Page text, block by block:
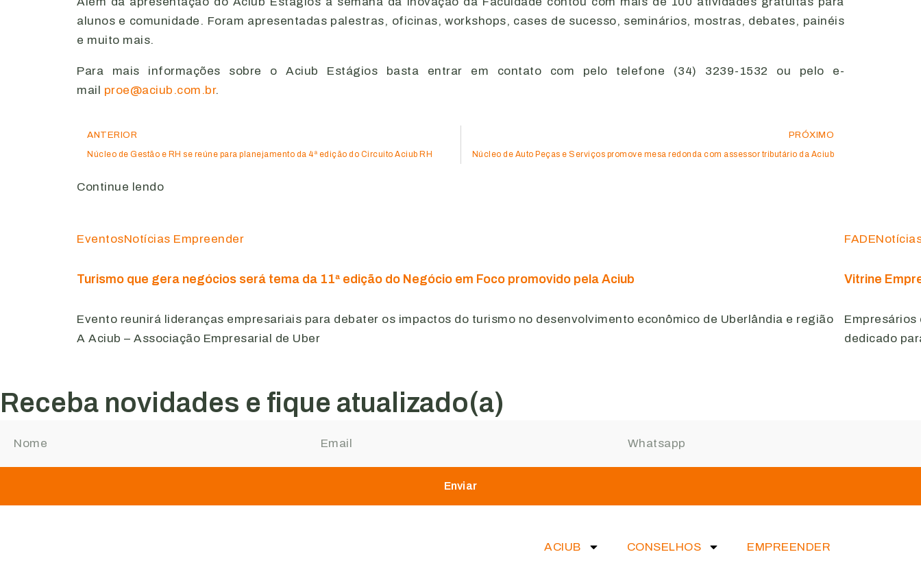
alunos e comunidade. Foram apresentadas palestras, oficinas, workshops, cases de sucesso, seminários, mostras, debates, painéis
e muito mais.
Para mais informações sobre o Aciub Estágios basta entrar em contato com pelo telefone (34) 3239-1532 ou pelo e-
mail proe@aciub.com.br.
ANTERIOR
Núcleo de Gestão e RH se reúne para planejamento da 4ª edição do Circuito Aciub RH
PRÓXIMO
Núcleo de Auto Peças e Serviços promove mesa redonda com assessor tributário da Aciub
Continue lendo
EventosNotícias Empreender
Turismo que gera negócios será tema da 11ª edição do Negócio em Foco promovido pela Aciub
Evento reunirá lideranças empresariais para debater os impactos do turismo no desenvolvimento econômico de Uberlândia e região
A Aciub – Associação Empresarial de Uber
FADE
Vitrine
dedicado
Receba novidades e fique atualizado(a)
Enviar
ACIUB CONSELHOS EMPREENDER